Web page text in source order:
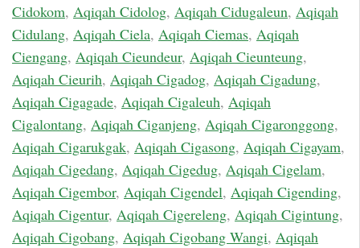
Cidokom, Aqiqah Cidolog, Aqiqah Cidugaleun, Aqiqah
Cidulang, Aqiqah Ciela, Aqiqah Ciemas, Aqiqah
Ciengang, Aqiqah Cieundeur, Aqiqah Cieunteung,
Aqiqah Cieurih, Aqiqah Cigadog, Aqiqah Cigadung,
Aqiqah Cigagade, Aqiqah Cigaleuh, Aqiqah
Cigalontang, Aqiqah Ciganjeng, Aqiqah Cigaronggong,
Aqiqah Cigarukgak, Aqiqah Cigasong, Aqiqah Cigayam,
Aqiqah Cigedang, Aqiqah Cigedug, Aqiqah Cigelam,
Aqiqah Cigembor, Aqiqah Cigendel, Aqiqah Cigending,
Aqiqah Cigentur, Aqiqah Cigereleng, Aqiqah Cigintung,
Aqiqah Cigobang, Aqiqah Cigobang Wangi, Aqiqah